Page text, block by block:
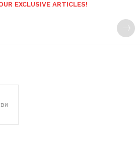
EXCLUSIVE ARTICLES!